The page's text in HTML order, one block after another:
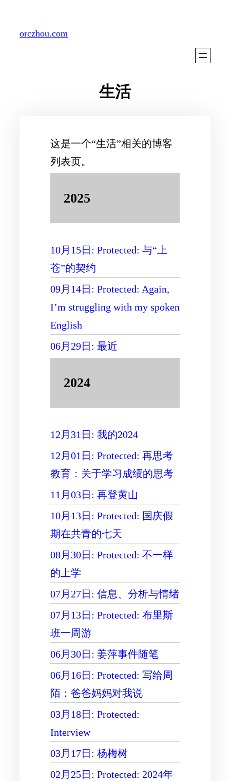
orczhou.com
生活
这是一个“生活”相关的博客
列表页。
2025
10月15日: Protected: 与“上
苍”的契约
09月14日: Protected: Again,
I’m struggling with my spoken
English
06月29日: 最近
2024
12月31日: 我的2024
12月01日: Protected: 再思考
教育：关于学习成绩的思考
11月03日: 再登黄山
10月13日: Protected: 国庆假
期在共青的七天
08月30日: Protected: 不一样
的上学
07月27日: 信息、分析与情绪
07月13日: Protected: 布里斯
班一周游
06月30日: 姜萍事件随笔
06月16日: Protected: 写给周
陌：爸爸妈妈对我说
03月18日: Protected:
Interview
03月17日: 杨梅树
02月25日: Protected: 2024年